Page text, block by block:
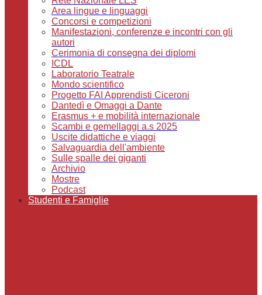
Area lingue e linguaggi
Concorsi e competizioni
Manifestazioni, conferenze e incontri con gli
autori
Cerimonia di consegna dei diplomi
ICDL
Laboratorio Teatrale
Mondo scientifico
Progetto FAI Apprendisti Ciceroni
Dantedì e Omaggi a Dante
Erasmus + e mobilità internazionale
Scambi e gemellaggi a.s 2025
Uscite didattiche e viaggi
Salvaguardia dell'ambiente
Sulle spalle dei giganti
Archivio
Mostre
Podcast
Studenti e Famiglie